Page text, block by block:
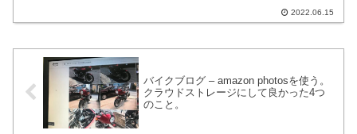
のスクリューの戻しの適正値が変化する
2022.06.15
バイクブログ – amazon photosを使う。
クラウドストレージにして良かった4つ
のこと。